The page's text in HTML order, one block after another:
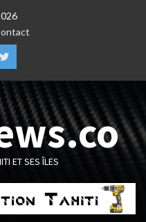
Twitter
ET SES ÎLES